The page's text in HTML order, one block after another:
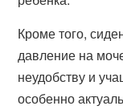
Кроме того,
давление на
неудобству и
особенно